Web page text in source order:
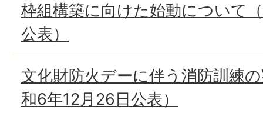
枠組構築に向けた始動について
公表）
文化財防火デーに伴う消防訓練
和6年12月26日公表）